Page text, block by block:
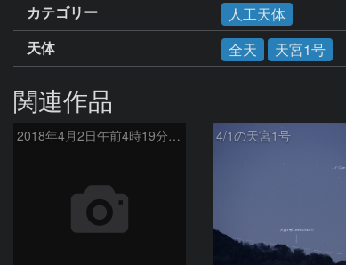
カテゴリー
人工天体
天体
全天 天宮1号
関連作品
2018年4月2日午前4時19分 天宮1号上空通過 4/1の天宮1号